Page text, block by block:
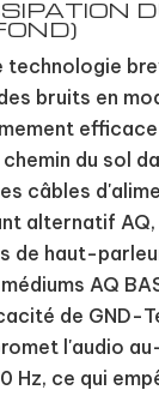
technologie
bruits en
du sol
câbles
alternatif AQ,
de haut-
AQ
de GND-
l'audio
Hz, ce qui